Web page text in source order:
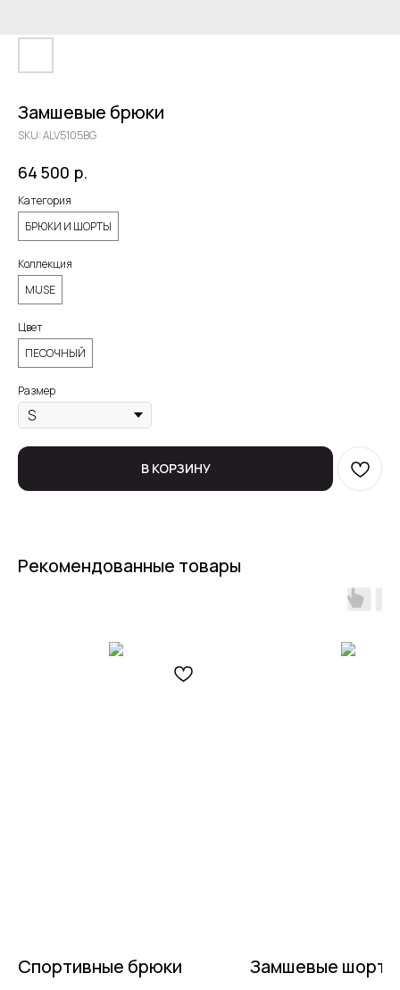
Замшевые брюки
SKU:ALV5105BG
64 500 р.
Категория
БРЮКИ И ШОРТЫ
Коллекция
MUSE
Цвет
ПЕСОЧНЫЙ
Размер
В КОРЗИНУ
Рекомендованные товары
Спортивные брюки Замшевые шорты